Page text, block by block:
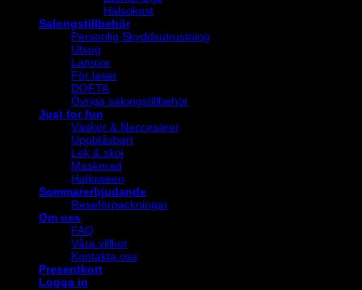
Hälsokost
Salongstillbehör
Personlig Skyddsutrustning
Utsug
Lampor
För laser
DOFTA
Övriga salongstillbehör
Just for fun
Väskor & Neccesärer
Uppblåsbart
Lek & skoj
Maskerad
Halloween
Sommarerbjudande
Reseförpackningar
Om oss
FAQ
Våra villkor
Kontakta oss
Presentkort
Logga in